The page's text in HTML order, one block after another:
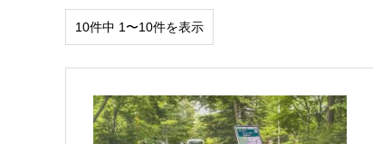
10件中 1〜10件を表示